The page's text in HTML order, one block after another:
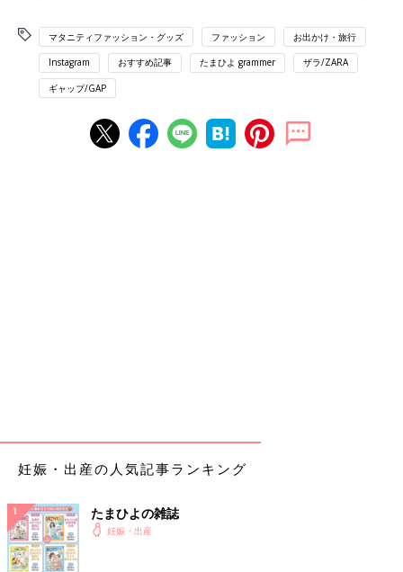
マタニティファッション・グッズ ファッション お出かけ・旅行
Instagram おすすめ記事 たまひよ grammer ザラ/ZARA
ギャップ/GAP
妊娠・出産の人気記事ランキング
たまひよの雑誌
妊娠・出産